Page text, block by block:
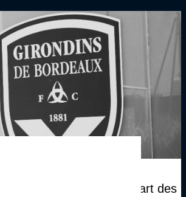
Florent Gautreau : "La
assez bonne de la part des